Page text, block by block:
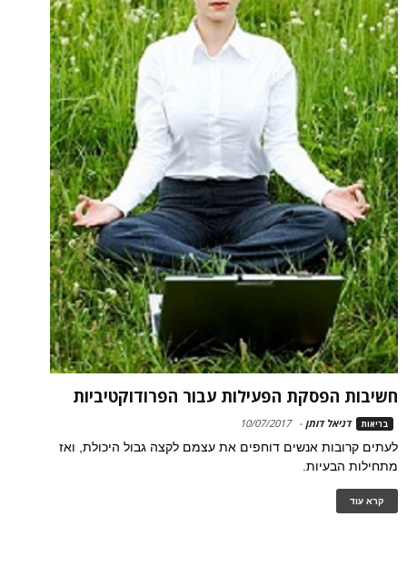
חשיבות הפסקת הפעילות עבור הפרודוקטיביות
בריאות דניאל דותן -
10/07/2017
לעתים קרובות אנשים דוחפים את עצמם לקצה גבול היכולת, ואז
מתחילות הבעיות.
קרא עוד